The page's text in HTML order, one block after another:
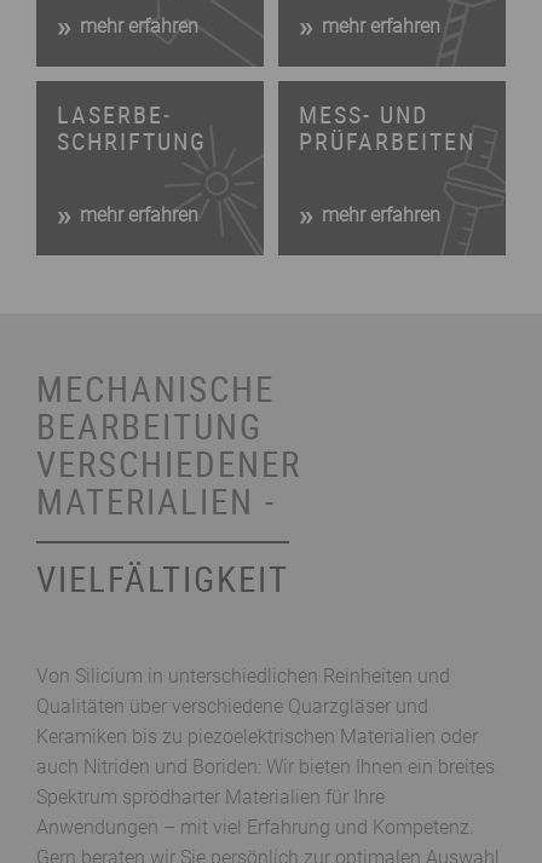
mehr erfahren mehr erfahren
LASER­BE­
SCHRIFT­UNG
mehr erfahren
MESS- UND
PRÜF­ARBEITEN
mehr erfahren
MECHANISCHE
BEARBEITUNG
VERSCHIEDENER
MATERIALIEN -
VIELFÄLTIGKEIT
Von Silicium in unterschiedlichen Reinheiten und
Qualitäten über verschiedene Quarzgläser und
Keramiken bis zu piezoelektrischen Materialien oder
auch Nitriden und Boriden: Wir bieten Ihnen ein breites
Spektrum sprödharter Materialien für Ihre
Anwendungen – mit viel Erfahrung und Kompetenz.
Gern beraten wir Sie persönlich zur optimalen Auswahl